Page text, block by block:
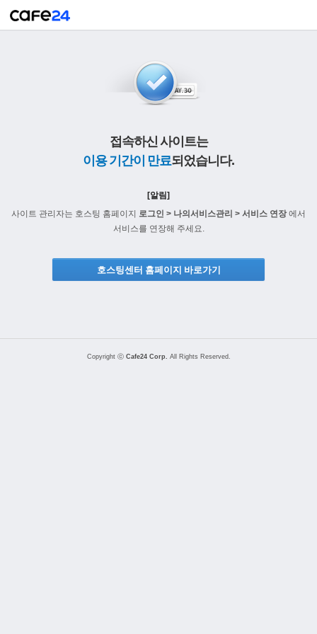
접속하신 사이트는
이용 기간이 만료되었습니다.
[알림]
사이트 관리자는 호스팅 홈페이지 로그인 > 나의서비스관리 > 서비스 연장에서
서비스를 연장해 주세요.
호스팅센터 홈페이지 바로가기
Copyright ⓒ Cafe24 Corp. All Rights Reserved.